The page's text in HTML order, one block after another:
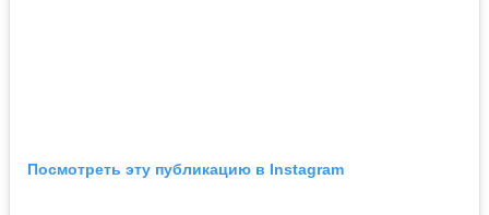
Посмотреть эту публикацию в Instagram